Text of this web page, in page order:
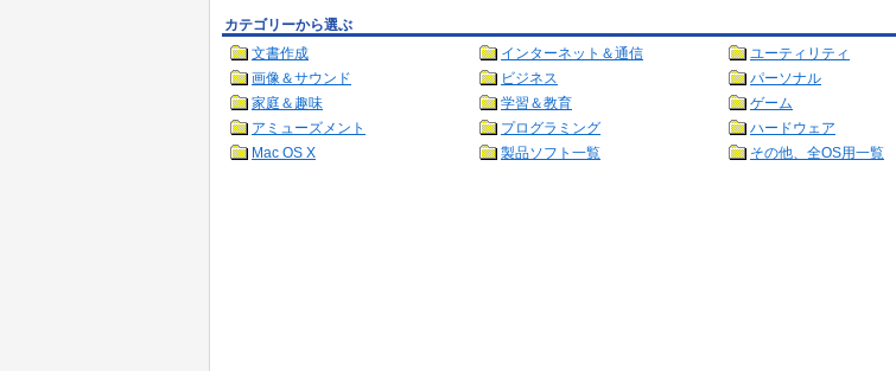
カテゴリーから選ぶ
文書作成
インターネット＆通信
ユーティリティ
画像＆サウンド
ビジネス
パーソナル
家庭＆趣味
学習＆教育
ゲーム
アミューズメント
プログラミング
ハードウェア
Mac OS X
製品ソフト一覧 その他、全OS用一覧